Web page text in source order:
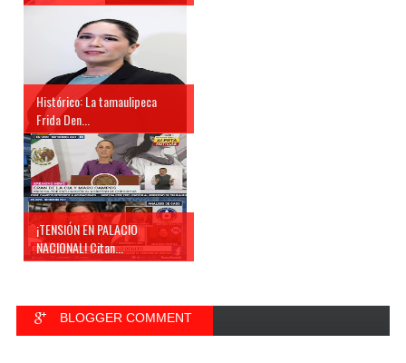
Histórico: La tamaulipeca
Frida Den...
¡TENSIÓN EN PALACIO
NACIONAL! Citan...
BLOGGER COMMENT